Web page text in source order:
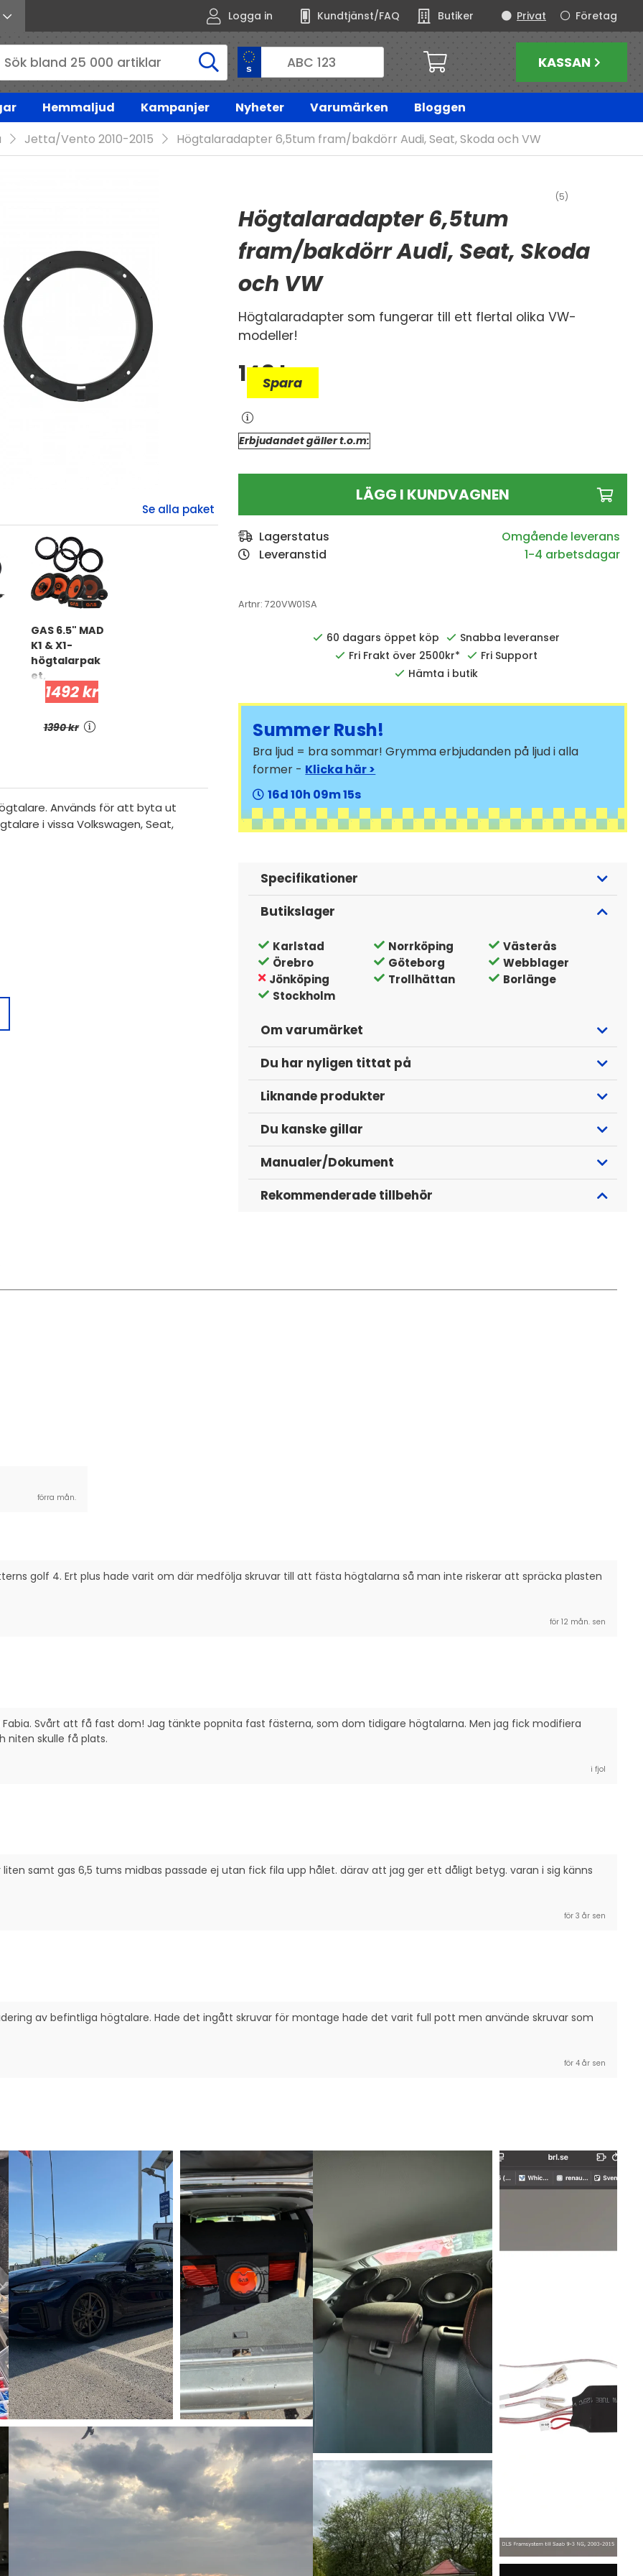
Logga in Kundtjänst/FAQ Butiker Företag
Privat
KASSAN
Hemmaljud Kampanjer Nyheter Varumärken
Bloggen
Jetta/Vento 2010-2015 Högtalaradapter 6,5tum fram/bakdörr Audi, Seat, Skoda och VW
GAS 6.5" MAD
K1 & X1-
högtalarpak
et,
VW/Skoda/S
eat 1997-
2014
1492 kr
1390 kr
Används för att byta ut
i vissa Volkswagen, Seat,
Bak
och Bak
(5)
Högtalaradapter 6,5tum
fram/bakdörr Audi, Seat, Skoda
och VW
Högtalaradapter som fungerar till ett flertal olika VW-
modeller!
148kr
Spara
Erbjudandet gäller t.o.m:
LÄGG I KUNDVAGNEN
Lagerstatus
Leveranstid
1-4 arbetsdagar
Artnr:720VW01SA
60 dagars öppet köp
Snabba leveranser
Fri Frakt över 2500kr*
Fri Support
Hämta i butik
Summer Rush!
Bra ljud = bra sommar! Grymma erbjudanden på ljud i alla
former - Klicka här >
16
10 09 13
Specifikationer
Butikslager
Karlstad Norrköping
Västerås
Örebro
Göteborg
Webblager
Jönköping
Trollhättan
Borlänge
Stockholm
Om varumärket
Du har nyligen tittat på
Liknande produkter
Du kanske gillar
Manualer/Dokument
Rekommenderade tillbehör
förra mån.
golf 4. Ert plus hade varit om där medfölja skruvar till att fästa högtalarna så man inte riskerar att spräcka plasten
för 12 mån. sen
Fabia. Svårt att få fast dom! Jag tänkte popnita fast fästerna, som dom tidigare högtalarna. Men jag fick modifiera
niten skulle få plats.
i fjol
samt gas 6,5 tums midbas passade ej utan fick fila upp hålet. därav att jag ger ett dåligt betyg. varan i sig känns
för 3 år sen
av befintliga högtalare. Hade det ingått skruvar för montage hade det varit full pott men använde skruvar som
för 4 år sen